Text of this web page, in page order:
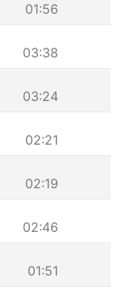
01:56
03:38
03:24
02:21
02:19
02:46
01:51